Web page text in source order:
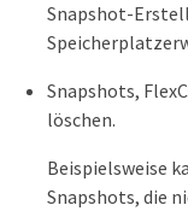
Snapshot-
Snapshots,
löschen.
Beispielsweise
Snapshots, die